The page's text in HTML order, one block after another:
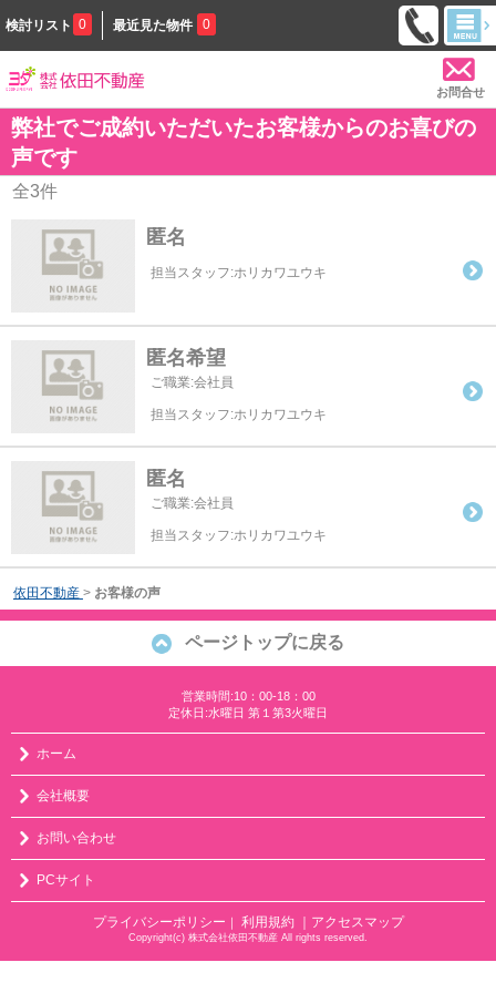
検討リスト 0 最近見た物件 0
お問合せ
弊社でご成約いただいたお客様からのお喜びの
声です
全3件
匿名
担当スタッフ:ホリカワユウキ
匿名希望
ご職業:会社員
担当スタッフ:ホリカワユウキ
匿名
ご職業:会社員
担当スタッフ:ホリカワユウキ
依田不動産 > お客様の声
ページトップに戻る
営業時間:10：00-18：00
定休日:水曜日 第１第3火曜日
ホーム
会社概要
お問い合わせ
PCサイト
プライバシーポリシー ｜ 利用規約 ｜アクセスマップ
Copyright(c) 株式会社依田不動産 All rights reserved.